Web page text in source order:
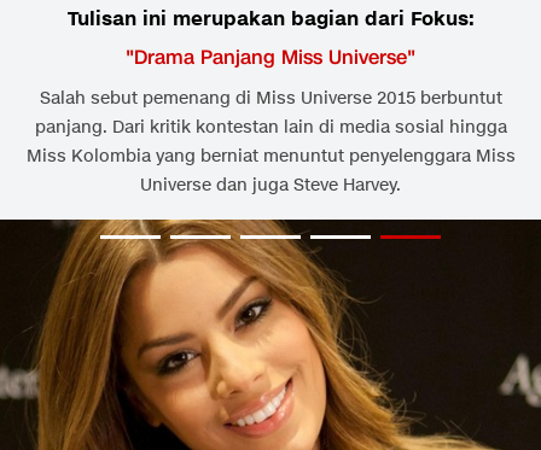
Tulisan ini merupakan bagian dari Fokus:
"Drama Panjang Miss Universe"
Salah sebut pemenang di Miss Universe 2015 berbuntut
panjang. Dari kritik kontestan lain di media sosial hingga
Miss Kolombia yang berniat menuntut penyelenggara Miss
Universe dan juga Steve Harvey.